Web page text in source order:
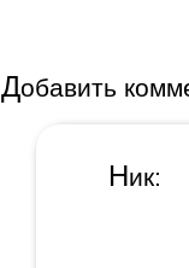
Добавить
Ник: